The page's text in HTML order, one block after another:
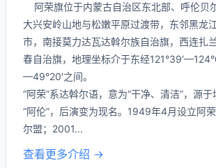
阿荣旗位于内蒙古自治区东北部、呼伦贝
大兴安岭山地与松嫩平原过渡带，东邻黑龙
市，南接莫力达瓦达斡尔族自治旗，西连扎
春自治旗，地理坐标介于东经
—49°20′之间。
“阿荣”系达斡尔语，意为“干净、清洁”，源
“阿伦”，后演变为现名。1949年4月设立阿
尔盟；2001...
查看更多介绍 →